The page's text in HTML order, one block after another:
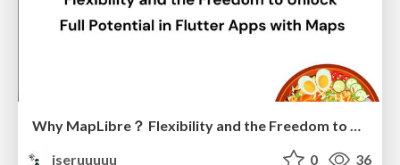
Why MapLibre？ Flexibility and the Freedom to Unlock Full Potential in Flutter Apps with Maps
iseruuuuu
0 36